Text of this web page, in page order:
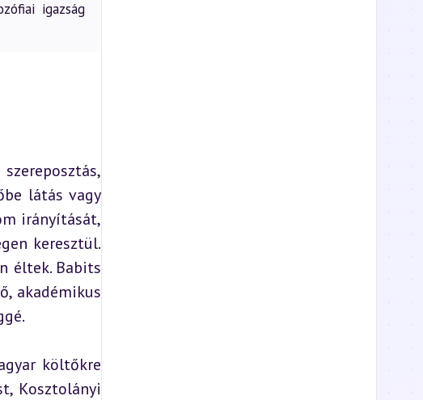
igazság
látás vagy
irányítását,
keresztül.
éltek. Babits
akadémikus
költőkre
Kosztolányi